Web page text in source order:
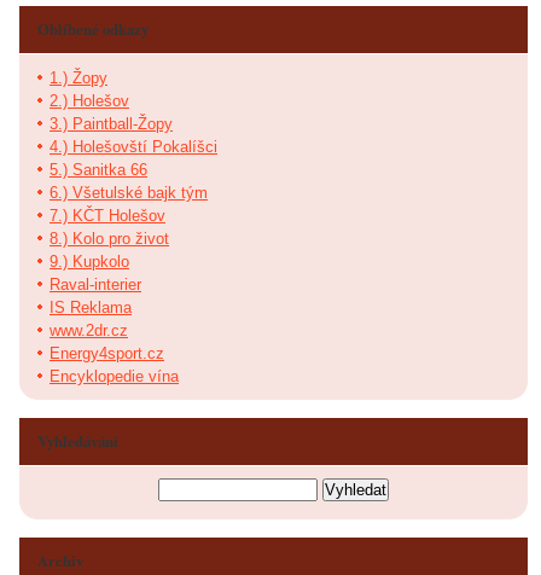
Oblíbené odkazy
1.) Žopy
2.) Holešov
3.) Paintball-Žopy
4.) Holešovští Pokalíšci
5.) Sanitka 66
6.) Všetulské bajk tým
7.) KČT Holešov
8.) Kolo pro život
9.) Kupkolo
Raval-interier
IS Reklama
www.2dr.cz
Energy4sport.cz
Encyklopedie vína
Vyhledávání
Archiv